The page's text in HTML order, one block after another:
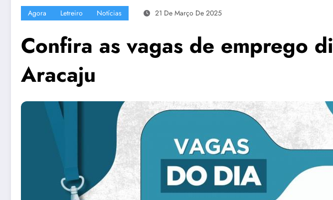
Agora Letreiro Notícias 21 De Março De 2025
Confira as vagas de emprego
Aracaju